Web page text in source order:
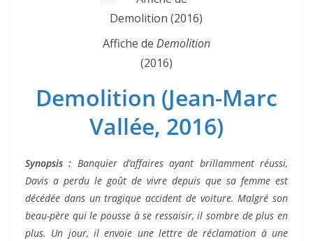
Affiche de Demolition
(2016)
Demolition (Jean-Marc
Vallée, 2016)
Synopsis : Banquier d’affaires ayant brillamment réussi,
Davis a perdu le goût de vivre depuis que sa femme est
décédée dans un tragique accident de voiture. Malgré son
beau-père qui le pousse à se ressaisir, il sombre de plus en
plus. Un jour, il envoie une lettre de réclamation à une